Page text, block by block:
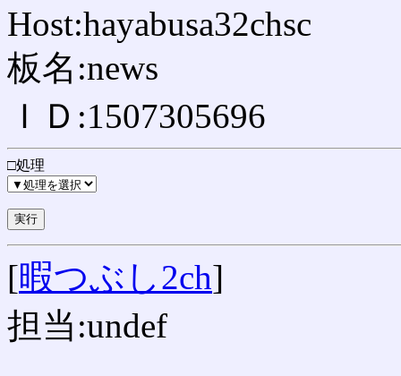
Host:hayabusa32chsc
板名:news
ＩＤ:1507305696
□処理
[暇つぶし2ch]
担当:undef